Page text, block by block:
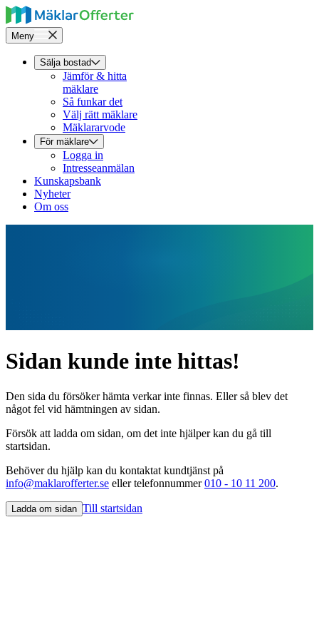
Meny
Sälja bostad
Jämför & hitta
mäklare
Så funkar det
Välj rätt mäklare
Mäklararvode
För mäklare
Logga in
Intresseanmälan
Kunskapsbank
Nyheter
Om oss
Sidan kunde inte hittas!
Den sida du försöker hämta verkar inte finnas. Eller så blev det
något fel vid hämtningen av sidan.
Försök att ladda om sidan, om det inte hjälper kan du gå till
startsidan.
Behöver du hjälp kan du kontaktat kundtjänst på
info@maklarofferter.se eller telefonnummer010 - 10 11 200.
Ladda om sidan Till startsidan